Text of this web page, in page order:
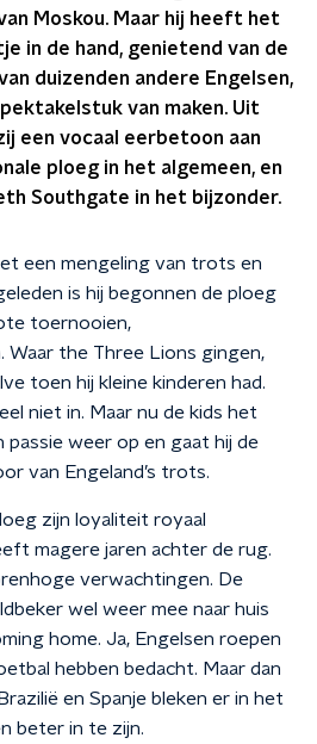
Moskou. Maar hij heeft het
in de hand, genietend van de
duizenden andere Engelsen,
van maken. Uit
een vocaal eerbetoon aan
ploeg in het algemeen, en
Southgate in het bijzonder.
een mengeling van trots en
is hij begonnen de ploeg
toernooien,
Waar the Three Lions gingen,
toen hij kleine kinderen had.
niet in. Maar nu de kids het
passie weer op en gaat hij de
van Engeland’s trots.
zijn loyaliteit royaal
magere jaren achter de rug.
verwachtingen. De
wel weer mee naar huis
home. Ja, Engelsen roepen
hebben bedacht. Maar dan
en Spanje bleken er in het
beter in te zijn.